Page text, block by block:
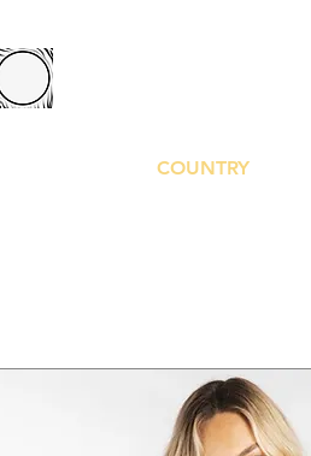
COUNTRY